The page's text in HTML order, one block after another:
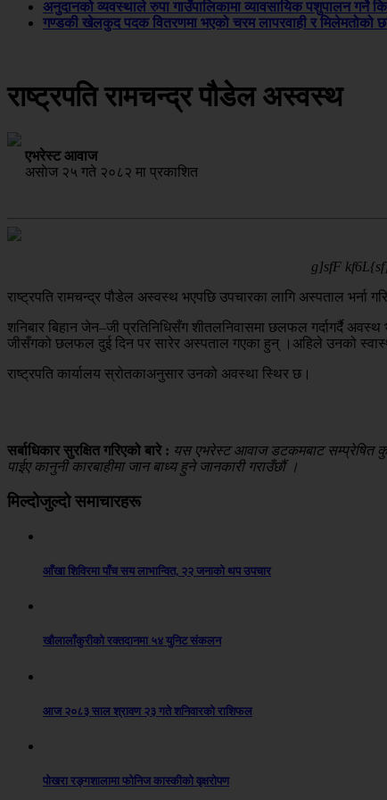
अनुदानको व्यवस्थाले रुपा गाउँपालिकामा व्यावसायिक पशुपालन गर्ने
गण्डकी खेलकुद पदक वितरणमा भएको चरम लापरवाही र मिलेमतोको
राष्ट्रपति रामचन्द्र पौडेल अस्वस्थ
एभरेस्ट आवाज
असाेज २५ गते २०८२ मा प्रकाशित
g]sfF
राष्ट्रपति रामचन्द्र पौडेल अस्वस्थ भएपछि उपचारका लागि अस्पताल भर्ना
शनिबार बिहान जेन–जी प्रतिनिधिसँग शीतलनिवासमा छलफल गर्दागर्दै
जीसँगको छलफल दुई दिन पर सारेर अस्पताल गएका हुन् ।अहिले उनको
राष्ट्रपति कार्यालय स्रोतकाअनुसार उनको अवस्था स्थिर छ।
सर्बाधिकार सुरक्षित गरिएको बारे : यस एभरेस्ट आवाज डटकमबाट सम्प्रेषित
पाईए कानुनी कारबाहीमा जान बाध्य हुने जानकारी गराउँछौं ।
मिल्दोजुल्दो समाचारहरू
आँखा शिविरमा पाँच सय लाभान्वित, २२ जनाको थप उपचार
खौलालाँकुरीको रक्तदानमा ५४ युनिट संकलन
आज २०८३ साल श्रावण २३ गते शनिवारको राशिफल
पोखरा रङ्गशालामा फोनिज कास्कीको वृक्षरोपण